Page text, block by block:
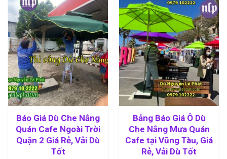
Báo Giá Dù Che Nắng
Quán Cafe Ngoài Trời
Quận 2 Giá Rẻ, Vải Dù
Tốt
Bảng Báo Giá Ô Dù
Che Nắng Mưa Quán
Cafe tại Vũng Tàu, Giá
Rẻ, Vải Dù Tốt